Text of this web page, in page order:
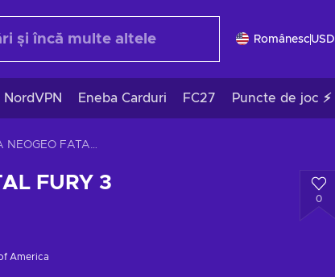
Românesc USD
NordVPN Eneba Carduri FC27 Puncte de joc ⚡
ACA NEOGEO FATAL FURY 3
FURY 3
0
America